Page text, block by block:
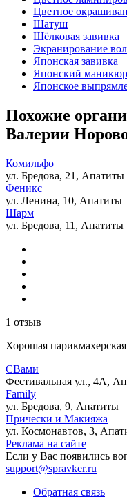
Цветное
Шатуш
Шёлковая завивка
Экранирование
Японская завивка
Японский маникюр
Японское
Похожие
Валерии
Комильфо
ул. Бредова, 21, Апатиты
Феникс
ул. Ленина, 10, Апатиты
Шарм
ул. Бредова, 11, Апатиты
1 отзыв
Хорошая парикмахерская
СВами
Фестивальная ул., 4А,
Family
ул. Бредова, 9, Апатиты
Прически и Макияжа
ул. Космонавтов, 3,
Реклама на сайте
Если у Вас появились
support@spravker.ru
Обратная связь